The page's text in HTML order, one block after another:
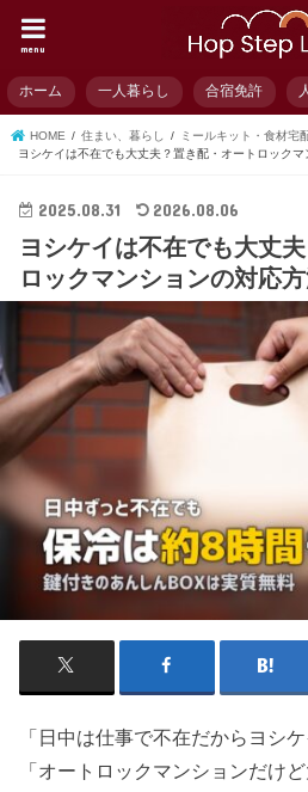
menu
ホーム 一人暮らし 合宿免許
HOME 住まい、暮らし
ミールキット・食材宅
ヨシケイは不在でも大丈夫？置き配・オートロック
2025.08.31 2026.08.06
ヨシケイは不在でも大丈
ロックマンションの対応
「日中は仕事で不在だからヨシ
「オートロックマンションだけ